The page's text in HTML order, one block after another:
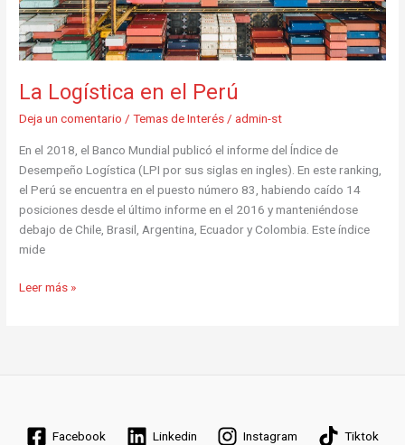
La Logística en el Perú
Deja un comentario /Temas de Interés /admin-st
En el 2018, el Banco Mundial publicó el informe del Índice de
Desempeño Logística (LPI por sus siglas en ingles). En este ranking,
el Perú se encuentra en el puesto número 83, habiendo caído 14
posiciones desde el último informe en el 2016 y manteniéndose
debajo de Chile, Brasil, Argentina, Ecuador y Colombia. Este índice
mide
Leer más »
Facebook Linkedin Instagram Tiktok